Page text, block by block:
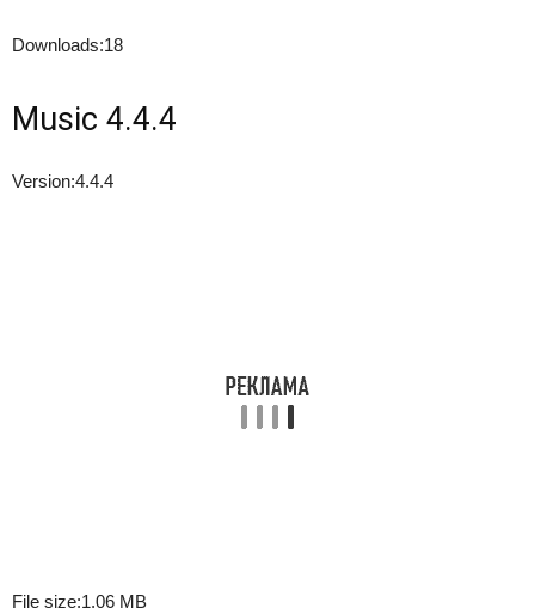
Downloads:18
Music 4.4.4
Version:4.4.4
File size:1.06 MB